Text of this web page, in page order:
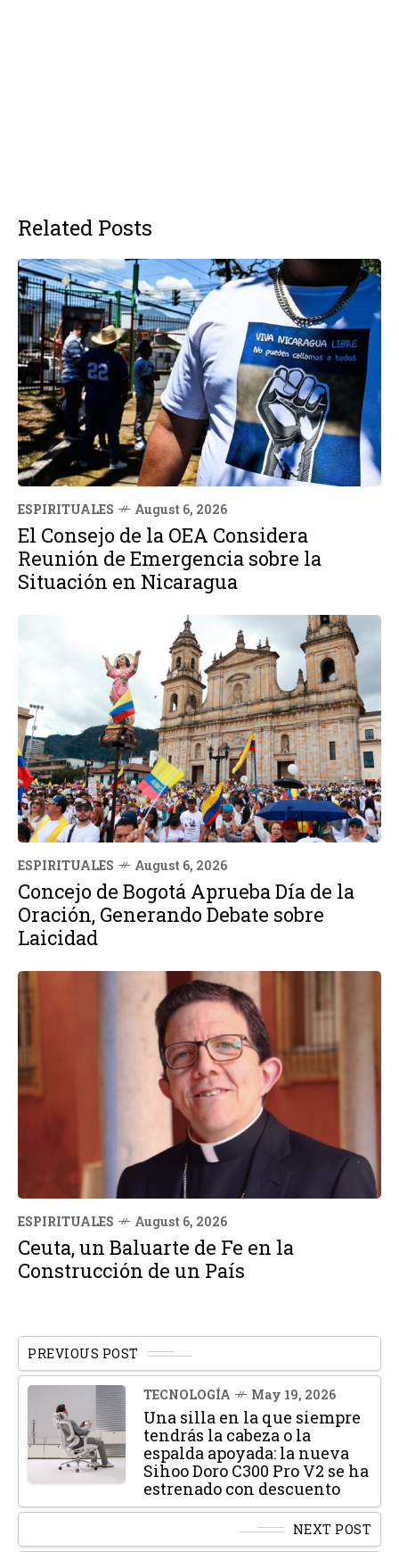
Related Posts
ESPIRITUALES August 6, 2026
El Consejo de la OEA Considera
Reunión de Emergencia sobre la
Situación en Nicaragua
ESPIRITUALES August 6, 2026
Concejo de Bogotá Aprueba Día de la
Oración, Generando Debate sobre
Laicidad
ESPIRITUALES August 6, 2026
Ceuta, un Baluarte de Fe en la
Construcción de un País
PREVIOUS POST
TECNOLOGÍA May 19, 2026
Una silla en la que siempre
tendrás la cabeza o la
espalda apoyada: la nueva
Sihoo Doro C300 Pro V2 se ha
estrenado con descuento
NEXT POST